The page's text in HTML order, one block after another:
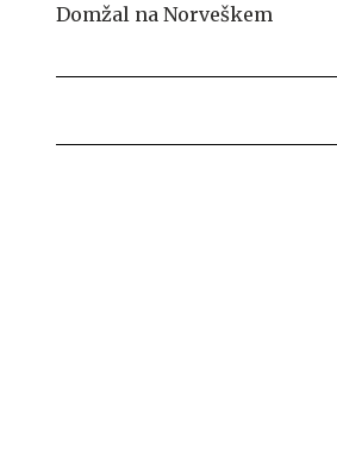
Domžal na Norveškem